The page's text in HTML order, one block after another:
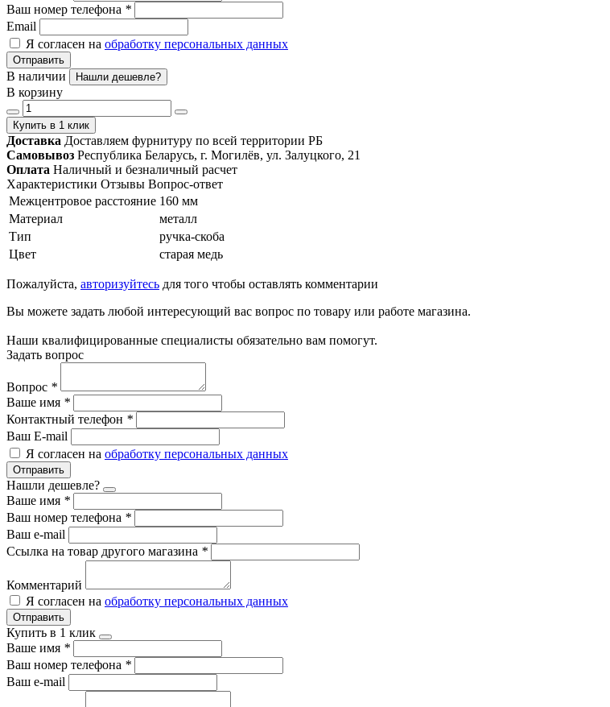
Ваш номер телефона *
Email
Я согласен на обработку персональных данных
Отправить
В наличии Нашли дешевле?
В корзину
Купить в 1 клик
Доставка Доставляем фурнитуру по всей территории РБ
Самовывоз Республика Беларусь, г. Могилёв, ул. Залуцкого, 21
Оплата Наличный и безналичный расчет
Характеристики Отзывы Вопрос-ответ
Межцентровое расстояние 160 мм
Материал
металл
Тип
ручка-скоба
Цвет
старая медь
Пожалуйста, авторизуйтесь для того чтобы оставлять комментарии
Вы можете задать любой интересующий вас вопрос по товару или работе магазина.
Наши квалифицированные специалисты обязательно вам помогут.
Задать вопрос
Вопрос *
Ваше имя *
Контактный телефон *
Ваш E-mail
Я согласен на обработку персональных данных
Отправить
Нашли дешевле?
Ваше имя *
Ваш номер телефона *
Ваш e-mail
Ссылка на товар другого магазина *
Комментарий
Я согласен на обработку персональных данных
Отправить
Купить в 1 клик
Ваше имя *
Ваш номер телефона *
Ваш e-mail